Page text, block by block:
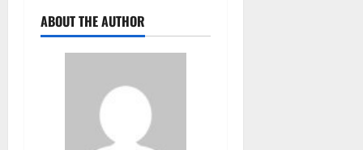
ABOUT THE AUTHOR